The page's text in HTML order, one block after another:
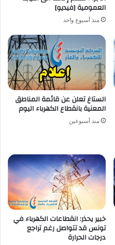
العمومية [فيديو]
منذ أسبوع واحد
الستاغ تعلن عن قائمة المناطق
المعنية بانقطاع الكهرباء اليوم
منذ أسبوعين
خبير يحذر: انقطاعات الكهرباء في
تونس قد تتواصل رغم تراجع
درجات الحرارة